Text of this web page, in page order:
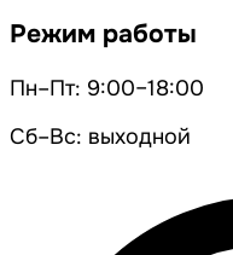
Режим работы
Пн–Пт: 9:00–18:00
Сб–Вс: выходной